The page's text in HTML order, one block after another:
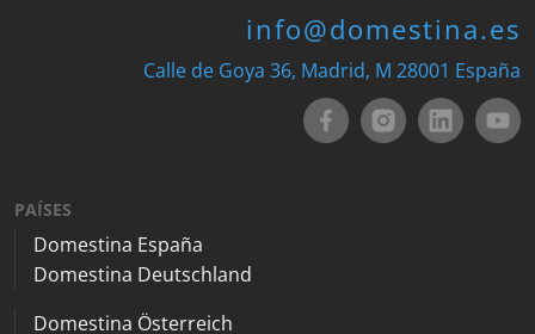
info@domestina.es
Calle de Goya 36, Madrid, M 28001 España
PAÍSES
Domestina España
Domestina Deutschland
Domestina Österreich